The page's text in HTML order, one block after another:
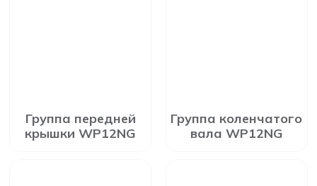
Группа передней
крышки WP12NG
Группа коленчатого
вала WP12NG